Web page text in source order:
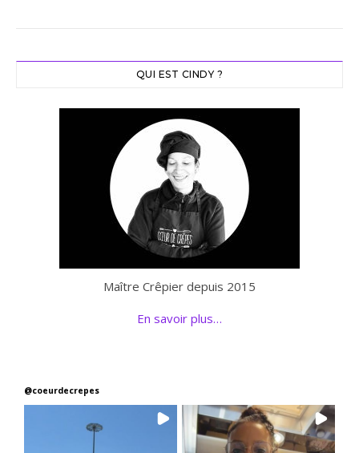
QUI EST CINDY ?
Maître Crêpier depuis 2015
En savoir plus…
@coeurdecrepes